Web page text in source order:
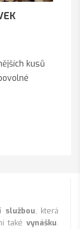
kusů
službou, která
také vynášku.